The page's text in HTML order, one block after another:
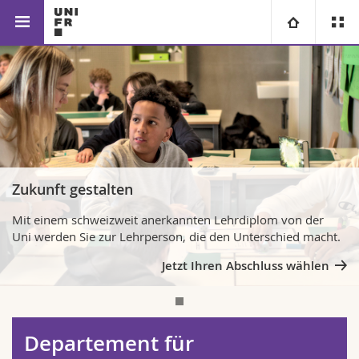
Universität
Studium
Campus
Forschung
Universität
Weiterbildung
Fakultäten
Theologische Fak.
Rechtswissenschaftliche Fak.
Wirtschafts- und Sozialwissenschaftliche Fak.
Philosophische Fak.
Informationen für
Studieninteressierte
Studierende
Medien
Ressourcen
Personenverzeichnis
Ortsplan
Fakultät für Erziehungs- und
Bildungswissenschaften
Departement für
Lehrpersonenbildung
Zukunft gestalten
Mit einem schweizweit anerkannten Lehrdiplom von der
Uni werden Sie zur Lehrperson, die den Unterschied macht.
Jetzt Ihren Abschluss wählen
Departement für